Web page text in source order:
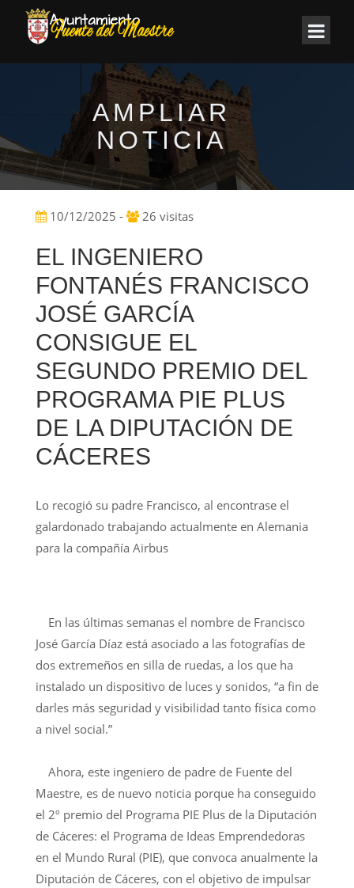
AMPLIAR
NOTICIA
10/12/2025 - 26 visitas
EL INGENIERO
FONTANÉS FRANCISCO
JOSÉ GARCÍA
CONSIGUE EL
SEGUNDO PREMIO DEL
PROGRAMA PIE PLUS
DE LA DIPUTACIÓN DE
CÁCERES
Lo recogió su padre Francisco, al encontrase el
galardonado trabajando actualmente en Alemania
para la compañía Airbus
En las últimas semanas el nombre de Francisco
José García Díaz está asociado a las fotografías de
dos extremeños en silla de ruedas, a los que ha
instalado un dispositivo de luces y sonidos, “a fin de
darles más seguridad y visibilidad tanto física como
a nivel social.”
Ahora, este ingeniero de padre de Fuente del
Maestre, es de nuevo noticia porque ha conseguido
el 2º premio del Programa PIE Plus de la Diputación
de Cáceres: el Programa de Ideas Emprendedoras
en el Mundo Rural (PIE), que convoca anualmente la
Diputación de Cáceres, con el objetivo de impulsar